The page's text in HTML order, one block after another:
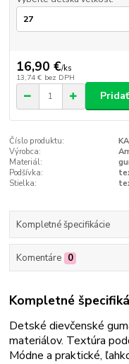
16,90 €/ks
13,74 € bez DPH
Číslo produktu:
Výrobca:
Materiál:
Podšívka:
Stielka:
Kompletné špecifikácie
Komentáre 0
Kompletné
Detské dievčenské
materiálov. Textúra
Módne a praktické,